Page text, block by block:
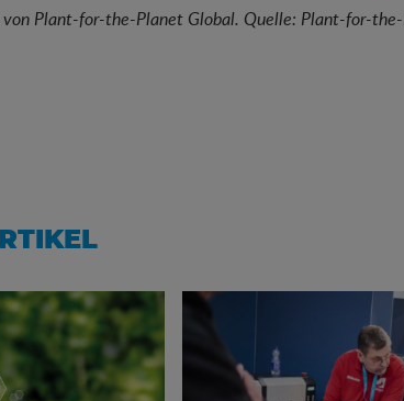
von Plant-for-the-Planet Global. Quelle: Plant-for-